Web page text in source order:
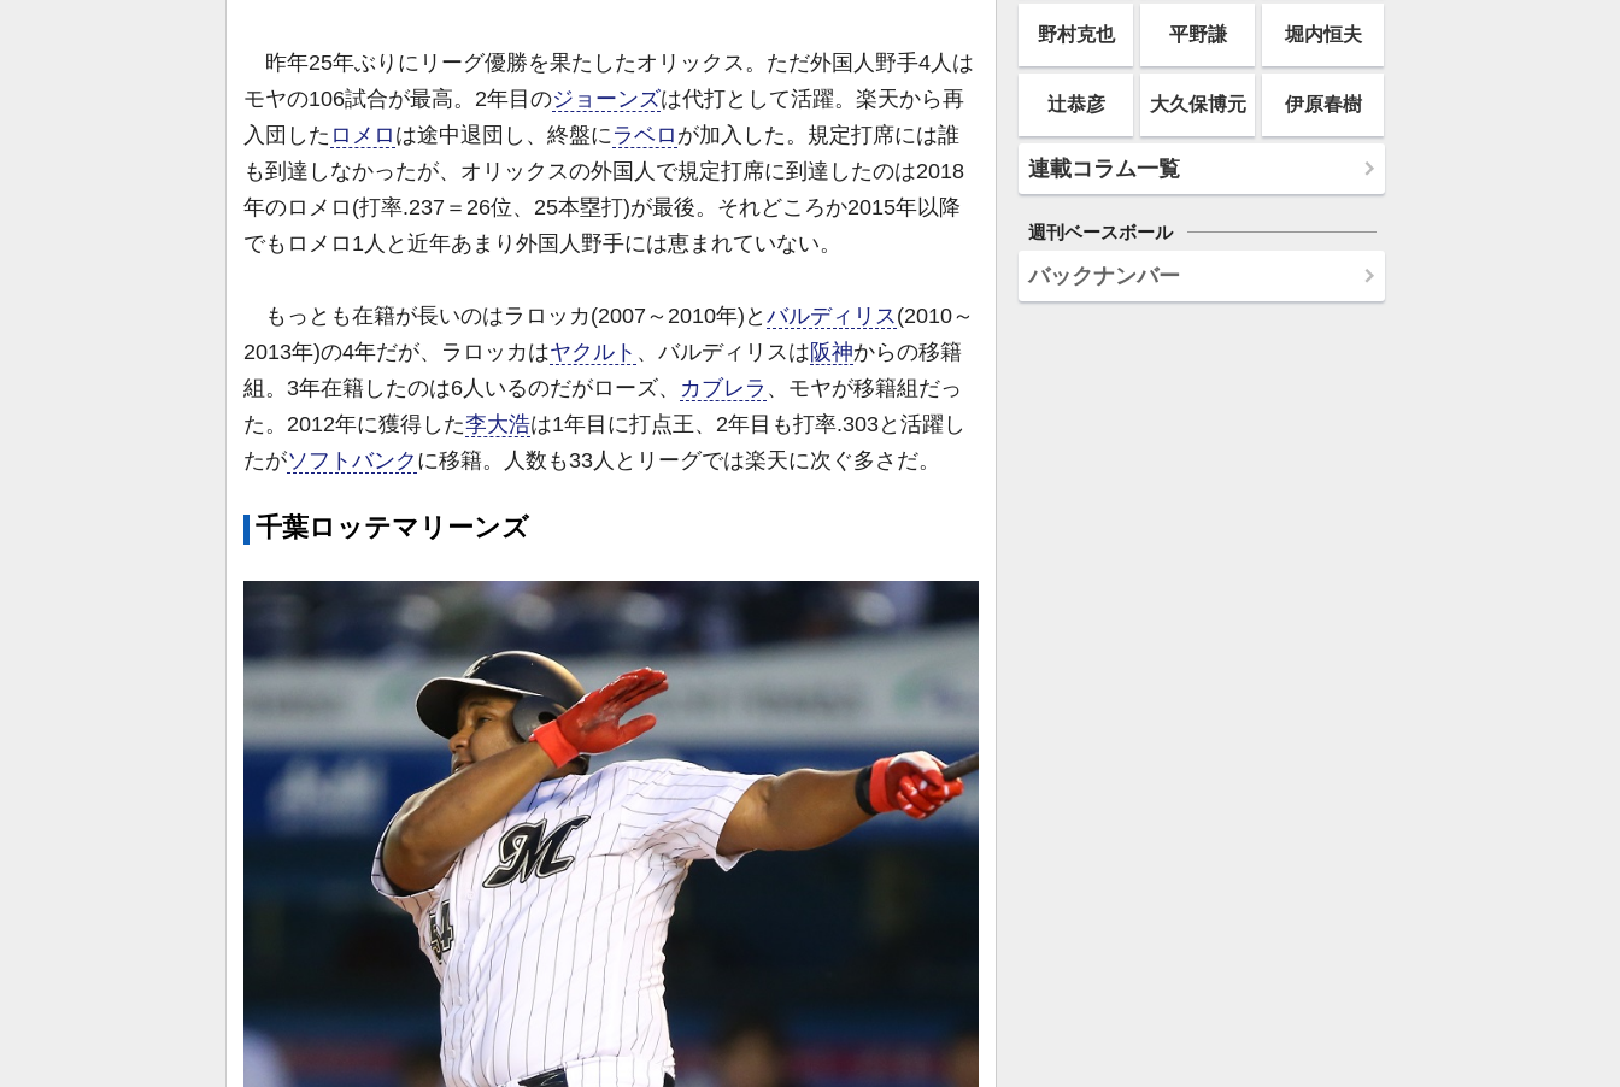
昨年25年ぶりにリーグ優勝を果たしたオリックス。ただ外国人野手4人は
モヤの106試合が最高。2年目のジョーンズは代打として活躍。楽天から再
入団した ロメロ は途中退団し、終盤にラベロ が加入した。規定打席には誰
も到達しなかったが、オリックスの外国人で規定打席に到達したのは2018
年のロメロ(打率.237＝26位、25本塁打)が最後。それどころか2015年以降
でもロメロ1人と近年あまり外国人野手には恵まれていない。
もっとも在籍が長いのはラロッカ(2007～2010年)と バルディリス(2010～
2013年)の4年だが、ラロッカはヤクルト 、バルディリスは 阪神からの移籍
組。3年在籍したのは6人いるのだがローズ、 カブレラ 、モヤが移籍組だっ
た。2012年に獲得した李大浩は1年目に打点王、2年目も打率.303と活躍し
たがソフトバンク に移籍。人数も33人とリーグでは楽天に次ぐ多さだ。
千葉ロッテマリーンズ
野村克也 平野謙 堀内恒夫
辻恭彦 大久保博元 伊原春樹
連載コラム一覧
週刊ベースボール
バックナンバー